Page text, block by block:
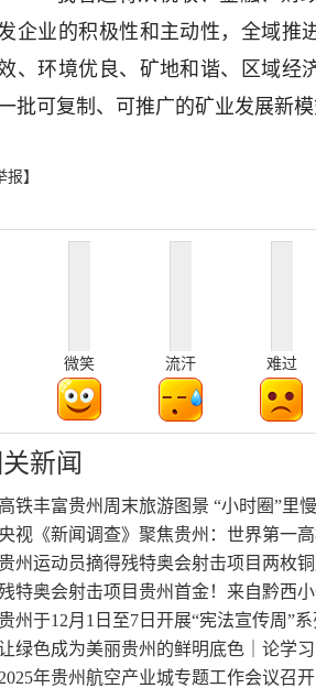
企业的积极性和主动性，全域推
、环境优良、矿地和谐、区域经
批可复制、可推广的矿业发展新
报】
微笑 流汗 难过
新闻
铁丰富贵州周末旅游图景 “小时圈”里
视《新闻调查》聚焦贵州：世界第一
州运动员摘得残特奥会射击项目两枚
特奥会射击项目贵州首金！来自黔西
州于12月1日至7日开展“宪法宣传周”
绿色成为美丽贵州的鲜明底色｜论学
年贵州航空产业城专题工作会议召开